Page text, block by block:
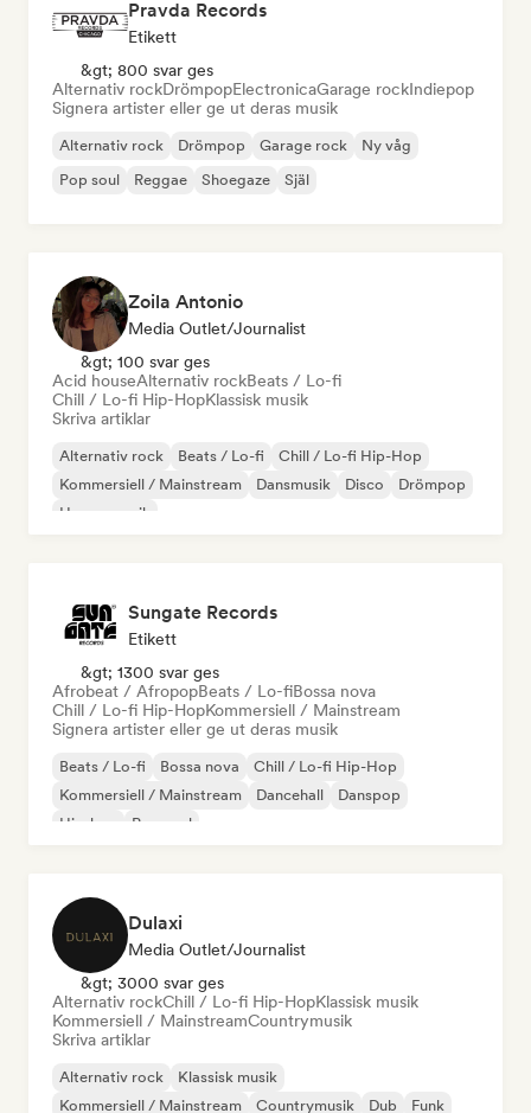
Pravda Records
Etikett
&gt; 800 svar ges
Alternativ rockDrömpopElectronicaGarage rockIndiepop
Signera artister eller ge ut deras musik
Alternativ rock Drömpop Garage rock
Ny våg
Pop soul
Reggae Shoegaze Själ
Zoila Antonio
Media Outlet/Journalist
&gt; 100 svar ges
Acid houseAlternativ rockBeats / Lo-fi
Chill / Lo-fi Hip-HopKlassisk musik
Skriva artiklar
Alternativ rock Beats / Lo-fi
Chill / Lo-fi Hip-Hop
Kommersiell / Mainstream
Dansmusik Disco
Drömpop
House-musik
Sungate Records
Etikett
&gt; 1300 svar ges
Afrobeat / AfropopBeats / Lo-fiBossa nova
Chill / Lo-fi Hip-HopKommersiell / Mainstream
Signera artister eller ge ut deras musik
Beats / Lo-fi Bossa nova
Chill / Lo-fi Hip-Hop
Kommersiell / Mainstream
Dancehall
Danspop
Hip-hop
Pop soul
Dulaxi
Media Outlet/Journalist
&gt; 3000 svar ges
Alternativ rockChill / Lo-fi Hip-HopKlassisk musik
Kommersiell / MainstreamCountrymusik
Skriva artiklar
Alternativ rock
Klassisk musik
Kommersiell / Mainstream
Countrymusik Dub Funk